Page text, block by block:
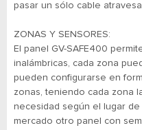
pasar un sólo cable
ZONAS Y SENSORES:
El panel GV-SAFE400
inalámbricas, cada zona
pueden configurarse en
zonas, teniendo cada zona
necesidad según el lugar
mercado otro panel con